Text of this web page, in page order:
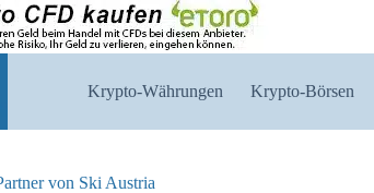
Krypto-Währungen Krypto-Börsen
von Ski Austria